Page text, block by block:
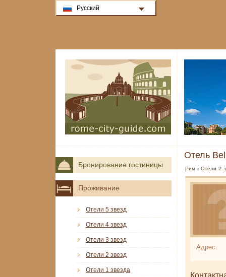
Отель
Рим ›Отели 2
Адрес:
Бронирование гостиницы
Проживание
Отели 5 звезд
Отели 4 звезд
Отели 3 звезд
Отели 2 звезд
Отели 1 звезда
Русский